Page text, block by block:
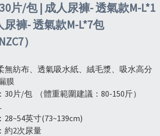
片/包 | 成人尿褲- 透氣款M-L*1
尿褲- 透氣款M-L*7包
）
無紡布、透氣吸水紙、絨毛漿、吸水高分
膜
片/包  （體重範圍建議：80-150斤）
英寸(73~139cm)
約2次尿量